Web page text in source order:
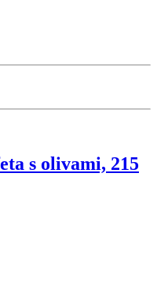
s olivami, 215